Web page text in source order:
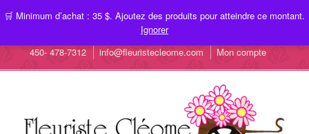
450- 478-7312 info@fleuristecleome.com Mon compte
🛒 Minimum d’achat : 35 $. Ajoutez des produits pour atteindre ce montant.
Ignorer